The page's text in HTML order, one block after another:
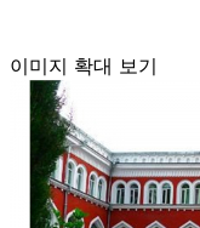
이미지 확대 보기